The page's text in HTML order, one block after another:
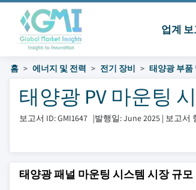
업계 보
홈 에너지 및 전력 전기 장비 태양광 부품
태양광 PV 마운팅
보고서 ID: GMI1647 |발행일: June 2025 | 보고서
태양광 패널 마운팅 시스템 시장 규모